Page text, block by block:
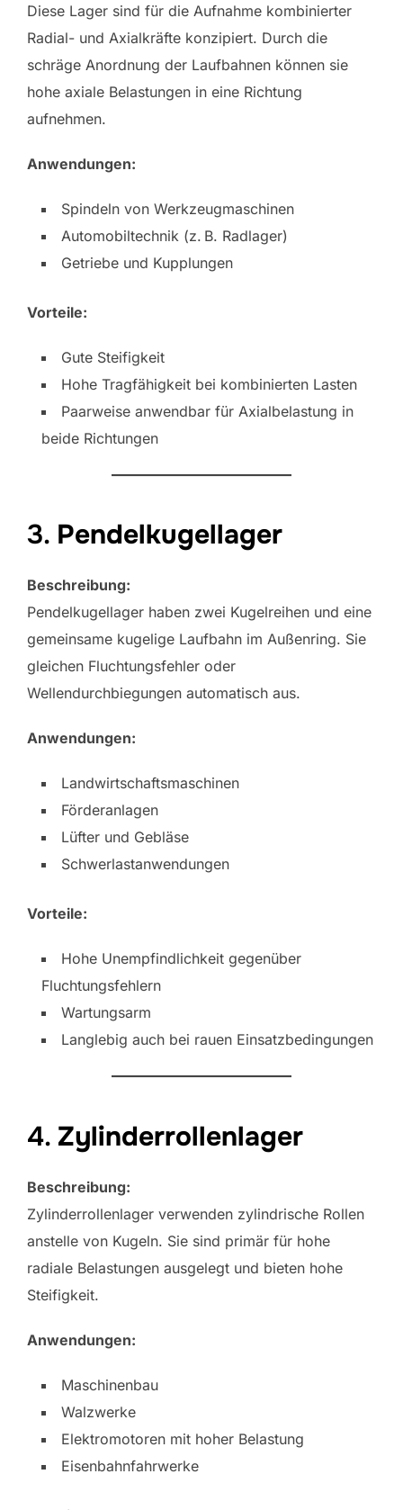
Diese Lager sind für die Aufnahme kombinierter
Radial- und Axialkräfte konzipiert. Durch die
schräge Anordnung der Laufbahnen können sie
hohe axiale Belastungen in eine Richtung
aufnehmen.
Anwendungen:
Spindeln von Werkzeugmaschinen
Automobiltechnik (z. B. Radlager)
Getriebe und Kupplungen
Vorteile:
Gute Steifigkeit
Hohe Tragfähigkeit bei kombinierten Lasten
Paarweise anwendbar für Axialbelastung in
beide Richtungen
3. Pendelkugellager
Beschreibung:
Pendelkugellager haben zwei Kugelreihen und eine
gemeinsame kugelige Laufbahn im Außenring. Sie
gleichen Fluchtungsfehler oder
Wellendurchbiegungen automatisch aus.
Anwendungen:
Landwirtschaftsmaschinen
Förderanlagen
Lüfter und Gebläse
Schwerlastanwendungen
Vorteile:
Hohe Unempfindlichkeit gegenüber
Fluchtungsfehlern
Wartungsarm
Langlebig auch bei rauen Einsatzbedingungen
4. Zylinderrollenlager
Beschreibung:
Zylinderrollenlager verwenden zylindrische Rollen
anstelle von Kugeln. Sie sind primär für hohe
radiale Belastungen ausgelegt und bieten hohe
Steifigkeit.
Anwendungen:
Maschinenbau
Walzwerke
Elektromotoren mit hoher Belastung
Eisenbahnfahrwerke